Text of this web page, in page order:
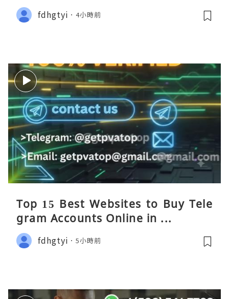
fdhgtyi 4小時前
Top 15 Best Websites to Buy Tele
gram Accounts Online in ...
fdhgtyi 5小時前